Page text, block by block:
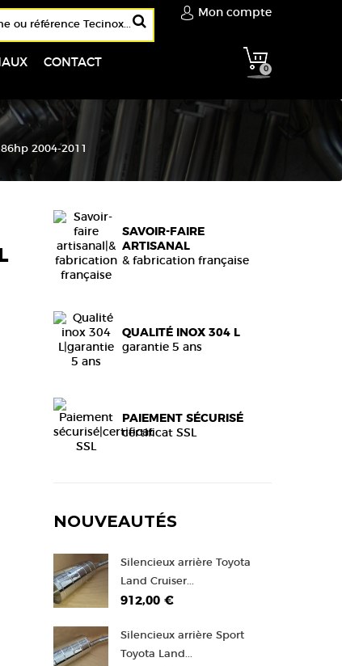
Mon compte
CONTACT 0
2004-2011
SAVOIR-FAIRE
ARTISANAL
& fabrication française
QUALITÉ INOX 304 L
garantie 5 ans
PAIEMENT SÉCURISÉ
certificat SSL
NOUVEAUTÉS
Silencieux arrière Toyota
Land Cruiser...
912,00 €
Silencieux arrière Sport
Toyota Land...